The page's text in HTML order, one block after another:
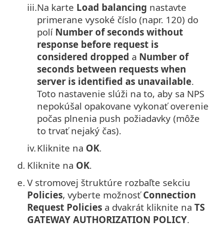
iii.Na karte Load balancing nastavte
primerane vysoké číslo (napr. 120) do
polí Number of seconds without
response before request is
considered dropped a Number of
seconds between requests when
server is identified as unavailable.
Toto nastavenie slúži na to, aby sa NPS
nepokúšal opakovane vykonať overenie
počas plnenia push požiadavky (môže
to trvať nejaký čas).
iv.Kliknite na OK.
d. Kliknite na OK.
e. V stromovej štruktúre rozbaľte sekciu
Policies, vyberte možnosťConnection
Request Policies a dvakrát kliknite na TS
GATEWAY AUTHORIZATION POLICY.